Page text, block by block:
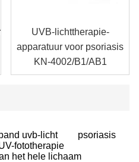
UVB-lichttherapie-
apparatuur voor psoriasis
KN-4002/B1/AB1
uvb-licht
psoriasis
fototherapie
het hele lichaam